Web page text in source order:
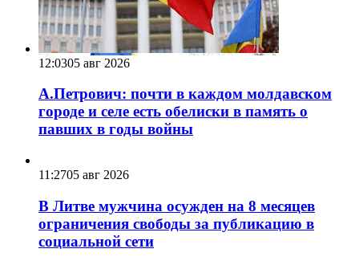
12:0305 авг 2026
А.Петрович: почти в каждом молдавском
городе и селе есть обелиски в память о
павших в годы войны
11:2705 авг 2026
В Литве мужчина осужден на 8 месяцев
ограничения свободы за публикацию в
социальной сети